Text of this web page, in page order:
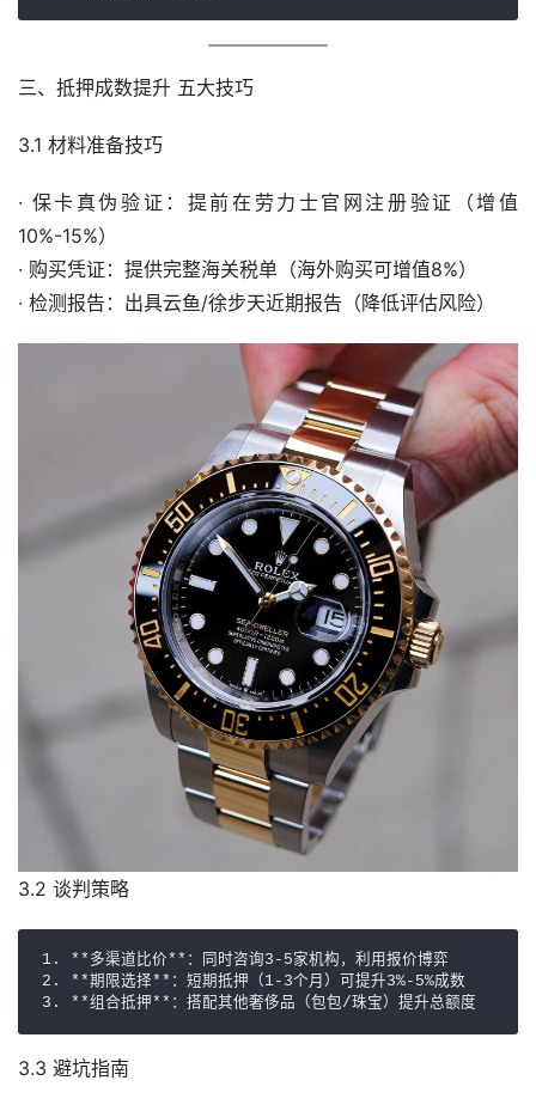
三、抵押成数提升 五大技巧
3.1 材料准备技巧
· 保卡真伪验证：提前在劳力士官网注册验证（增值
10%-15%）
· 购买凭证：提供完整海关税单（海外购买可增值8%）
· 检测报告：出具云鱼/徐步天近期报告（降低评估风险）
3.2 谈判策略
1. **多渠道比价**：同时咨询3-5家机构，利用报价博弈
2. **期限选择**：短期抵押（1-3个月）可提升3%-5%成数
3. **组合抵押**：搭配其他奢侈品（包包/珠宝）提升总额度
3.3 避坑指南